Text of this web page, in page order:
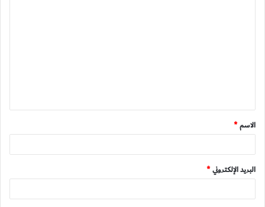
ق
*
الاسم*
البريد الإلكتروني*